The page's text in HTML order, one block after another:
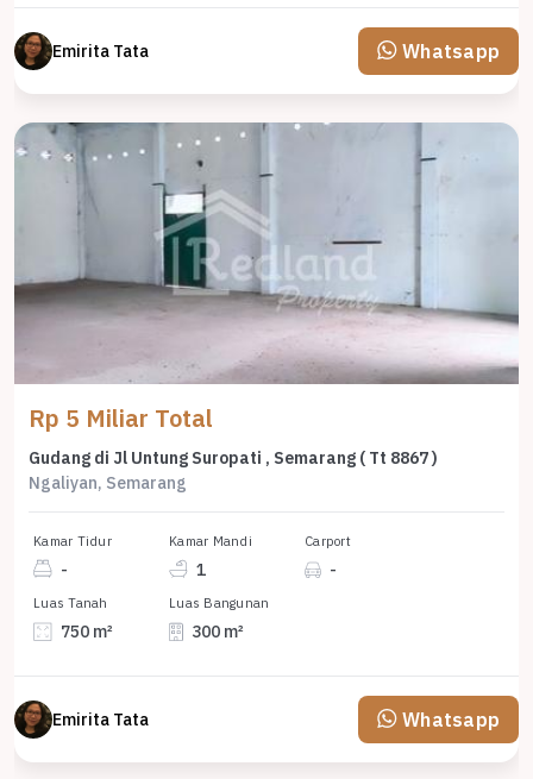
Emirita Tata Whatsapp
Rp 5 Miliar Total
Gudang di Jl Untung Suropati , Semarang ( Tt 8867 )
Ngaliyan, Semarang
Kamar Tidur
-
Kamar Mandi
1
Carport
-
Luas Tanah
750 m²
Luas Bangunan
300 m²
Emirita Tata Whatsapp